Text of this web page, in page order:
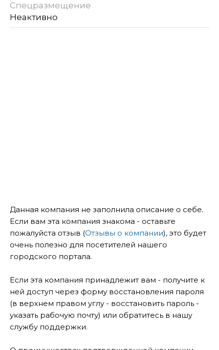
Спецразмещение
Неактивно
Данная компания не заполнила описание о себе.
Если вам эта компания знакома - оставьте
пожалуйста отзыв (Отзывы о компании), это будет
очень полезно для посетителей нашего
городского портала.
Если эта компания принадлежит вам - получите к
ней доступ через форму восстановления пароля
(в верхнем правом углу - восстановить пароль -
указать рабочую почту) или обратитесь в нашу
службу поддержки.